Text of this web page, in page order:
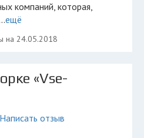
компаний, которая,
ещё
на 24.05.2018
«Vse-
Написать отзыв